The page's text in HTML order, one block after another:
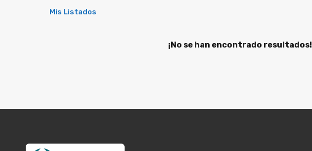
Mis Listados
¡No se han encontrado resultados!